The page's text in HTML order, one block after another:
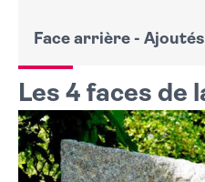
Déportés morts en
Georges Guiblier
Huguette Algazi - 14
Victor Algazi - 15
René Andrezowski -
Esther Birbraer 45
À la mémoire de
François Daoudal -
André Darondeau -
Edmond Dubois -
Face arrière -
À la mémoire des
morts en déportation
Lucien Bafoil - 39
Les 4 faces de